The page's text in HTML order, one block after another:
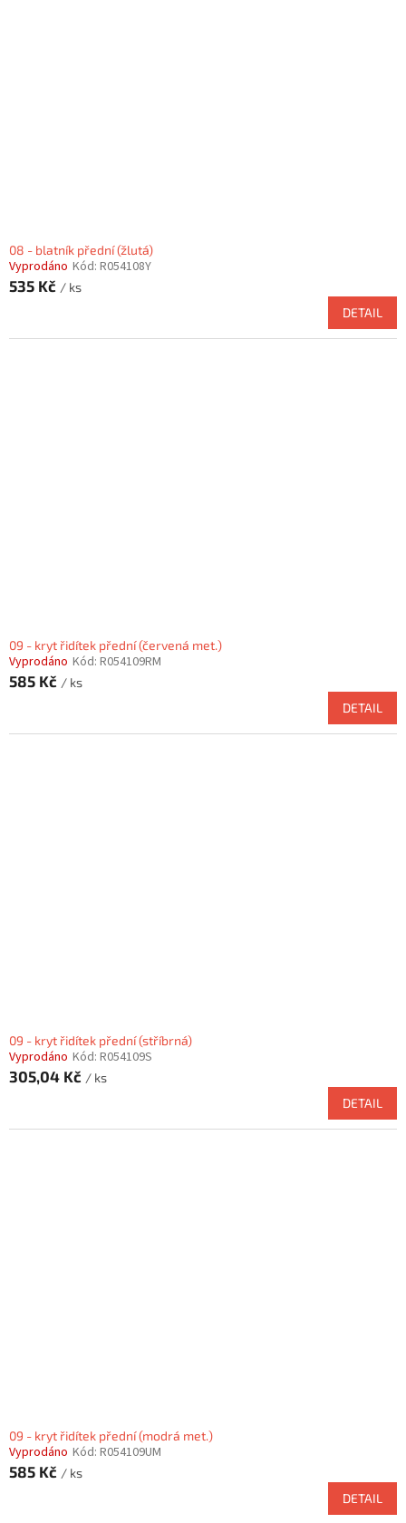
08 - blatník přední (žlutá)
Vyprodáno Kód: R054108Y
535 Kč / ks
DETAIL
09 - kryt řidítek přední (červená met.)
Vyprodáno Kód: R054109RM
585 Kč / ks
DETAIL
09 - kryt řidítek přední (stříbrná)
Vyprodáno Kód: R054109S
305,04 Kč / ks
DETAIL
09 - kryt řidítek přední (modrá met.)
Vyprodáno Kód: R054109UM
585 Kč / ks
DETAIL